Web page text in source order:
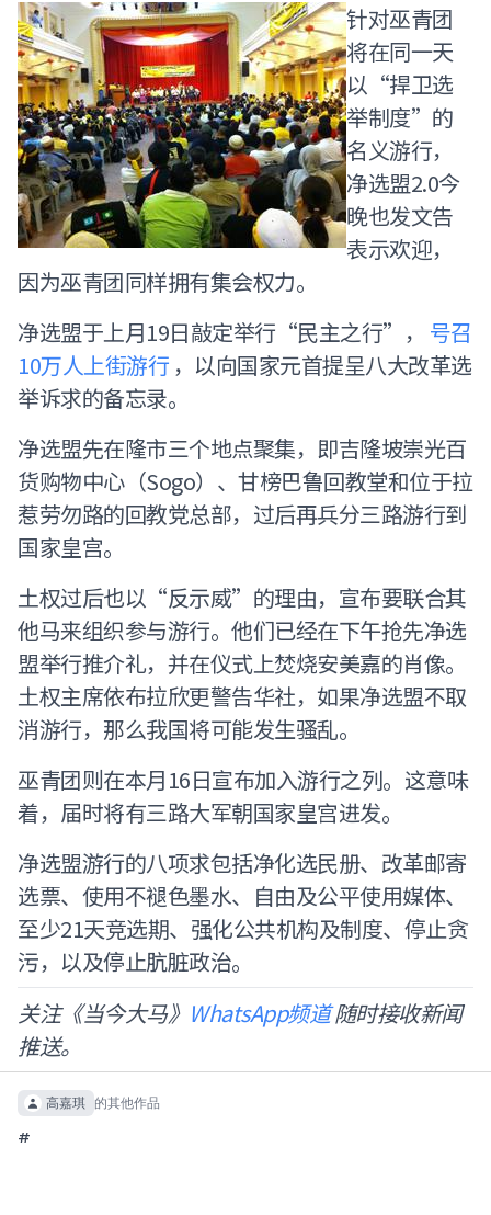
针对巫青团
将在同一天
以“捍卫选
举制度”的
名义游行，
净选盟2.0今
晚也发文告
表示欢迎，
因为巫青团同样拥有集会权力。
净选盟于上月19日敲定举行“民主之行”， 号召
10万人上街游行 ，以向国家元首提呈八大改革选
举诉求的备忘录。
净选盟先在隆市三个地点聚集，即吉隆坡崇光百
货购物中心（Sogo）、甘榜巴鲁回教堂和位于拉
惹劳勿路的回教党总部，过后再兵分三路游行到
国家皇宫。
土权过后也以“反示威”的理由，宣布要联合其
他马来组织参与游行。他们已经在下午抢先净选
盟举行推介礼，并在仪式上焚烧安美嘉的肖像。
土权主席依布拉欣更警告华社，如果净选盟不取
消游行，那么我国将可能发生骚乱。
巫青团则在本月16日宣布加入游行之列。这意味
着，届时将有三路大军朝国家皇宫进发。
净选盟游行的八项求包括净化选民册、改革邮寄
选票、使用不褪色墨水、自由及公平使用媒体、
至少21天竞选期、强化公共机构及制度、停止贪
污，以及停止肮脏政治。
关注《当今大马》 WhatsApp频道随时接收新闻
推送。
高嘉琪 的其他作品
#